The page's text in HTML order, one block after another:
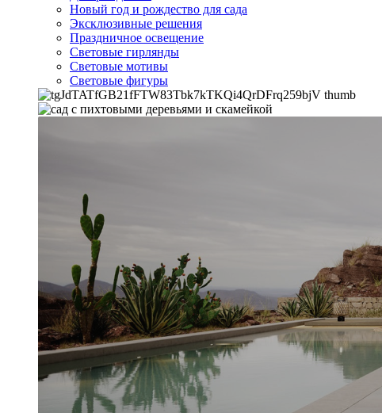
Новый год и рождество для сада
Эксклюзивные решения
Праздничное освещение
Световые гирлянды
Световые мотивы
Световые фигуры